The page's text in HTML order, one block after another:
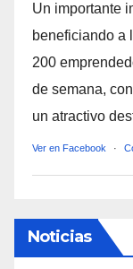
Un importante
beneficiando a
200
de semana,
un atractivo
Ver en Facebook ·
Noticias